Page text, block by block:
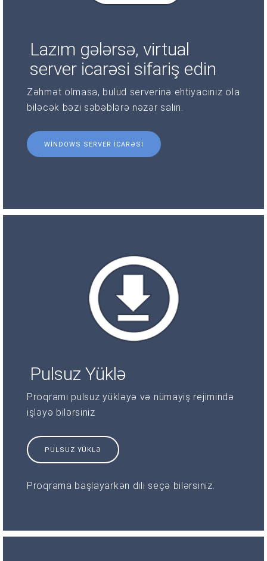
Lazım gələrsə, virtual
server icarəsi sifariş edin
Zəhmət olmasa, bulud serverinə ehtiyacınız ola
biləcək bəzi səbəblərə nəzər salın.
WINDOWS SERVER ICARƏSI
Pulsuz Yüklə
Proqramı pulsuz yükləyə və nümayiş rejimində
işləyə bilərsiniz
PULSUZ YÜKLƏ
Proqrama başlayarkən dili seçə bilərsiniz.